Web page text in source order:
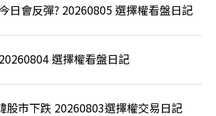
日會反彈? 20260805 選擇權看盤日記
選擇權看盤日記
股市下跌 20260803選擇權交易日記